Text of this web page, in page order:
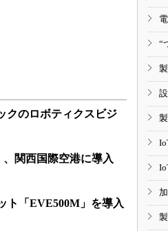
クのロボティクスビジ
関西国際空港に導入
ト「EVE500M」を導入
“